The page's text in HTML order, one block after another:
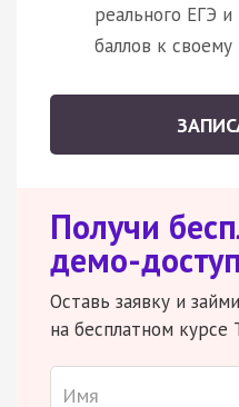
реального ЕГЭ
баллов к своему
Получи
демо-доступ
Оставь заявку и
на бесплатном курсе